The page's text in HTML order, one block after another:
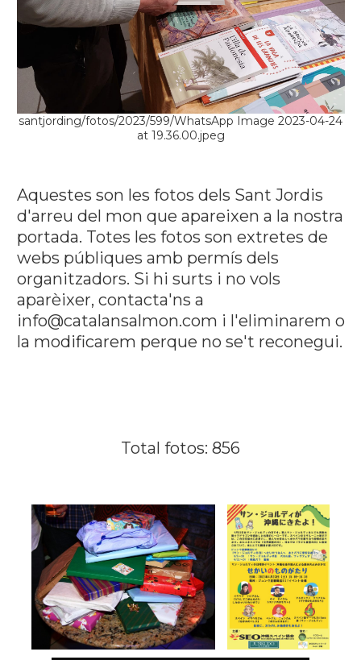
santjording/fotos/2023/599/WhatsApp Image 2023-04-24
at 19.36.00.jpeg
Aquestes son les fotos dels Sant Jordis
d'arreu del mon que apareixen a la nostra
portada. Totes les fotos son extretes de
webs públiques amb permís dels
organitzadors. Si hi surts i no vols
aparèixer, contacta'ns a
info@catalansalmon.com i l'eliminarem o
la modificarem perque no se't reconegui.
Total fotos: 856